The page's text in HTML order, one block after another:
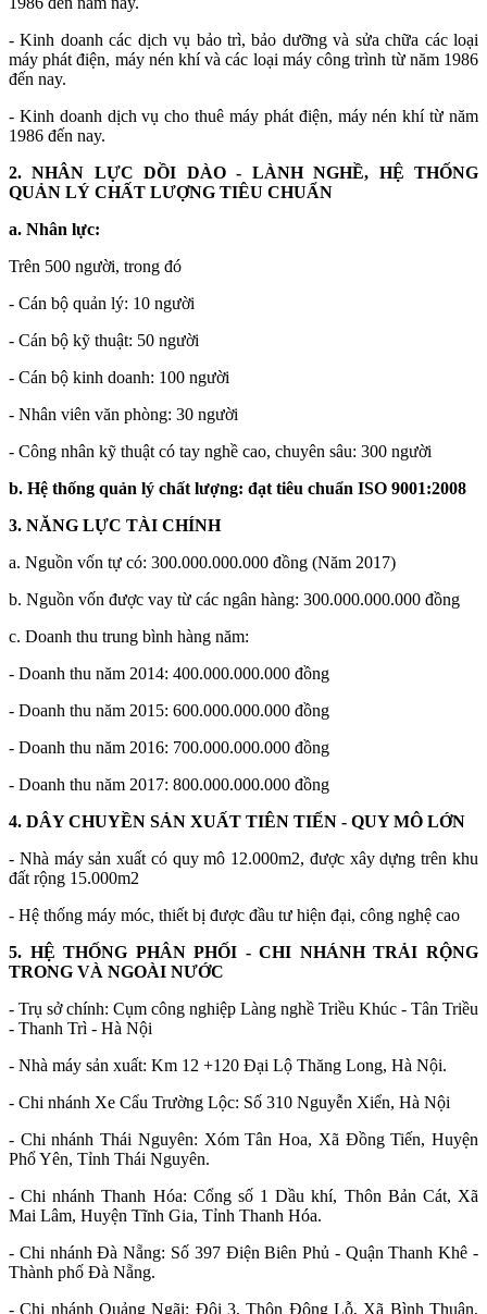
- Kinh doanh các dịch vụ bảo trì, bảo dưỡng và sửa chữa các loại
máy phát điện, máy nén khí và các loại máy công trình từ năm 1986
đến nay.
- Kinh doanh dịch vụ cho thuê máy phát điện, máy nén khí từ năm
1986 đến nay.
2. NHÂN LỰC DỒI DÀO - LÀNH NGHỀ, HỆ THỐNG
QUẢN LÝ CHẤT LƯỢNG TIÊU CHUẨN
a. Nhân lực:
Trên 500 người, trong đó
- Cán bộ quản lý: 10 người
- Cán bộ kỹ thuật: 50 người
- Cán bộ kinh doanh: 100 người
- Nhân viên văn phòng: 30 người
- Công nhân kỹ thuật có tay nghề cao, chuyên sâu: 300 người
b. Hệ thống quản lý chất lượng: đạt tiêu chuẩn ISO 9001:2008
3. NĂNG LỰC TÀI CHÍNH
a. Nguồn vốn tự có: 300.000.000.000 đồng (Năm 2017)
b. Nguồn vốn được vay từ các ngân hàng: 300.000.000.000 đồng
c. Doanh thu trung bình hàng năm:
- Doanh thu năm 2014: 400.000.000.000 đồng
- Doanh thu năm 2015: 600.000.000.000 đồng
- Doanh thu năm 2016: 700.000.000.000 đồng
- Doanh thu năm 2017: 800.000.000.000 đồng
4. DÂY CHUYỀN SẢN XUẤT TIÊN TIẾN - QUY MÔ LỚN
- Nhà máy sản xuất có quy mô 12.000m2, được xây dựng trên khu
đất rộng 15.000m2
- Hệ thống máy móc, thiết bị được đầu tư hiện đại, công nghệ cao
5. HỆ THỐNG PHÂN PHỐI - CHI NHÁNH TRẢI RỘNG
TRONG VÀ NGOÀI NƯỚC
- Trụ sở chính: Cụm công nghiệp Làng nghề Triều Khúc - Tân Triều
- Thanh Trì - Hà Nội
- Nhà máy sản xuất: Km 12 +120 Đại Lộ Thăng Long, Hà Nội.
- Chi nhánh Xe Cẩu Trường Lộc: Số 310 Nguyễn Xiển, Hà Nội
- Chi nhánh Thái Nguyên: Xóm Tân Hoa, Xã Đồng Tiến, Huyện
Phổ Yên, Tỉnh Thái Nguyên.
- Chi nhánh Thanh Hóa: Cổng số 1 Dầu khí, Thôn Bản Cát, Xã
Mai Lâm, Huyện Tĩnh Gia, Tỉnh Thanh Hóa.
- Chi nhánh Đà Nẵng: Số 397 Điện Biên Phủ - Quận Thanh Khê -
Thành phố Đà Nẵng.
- Chi nhánh Quảng Ngãi: Đội 3, Thôn Đông Lỗ, Xã Bình Thuận,